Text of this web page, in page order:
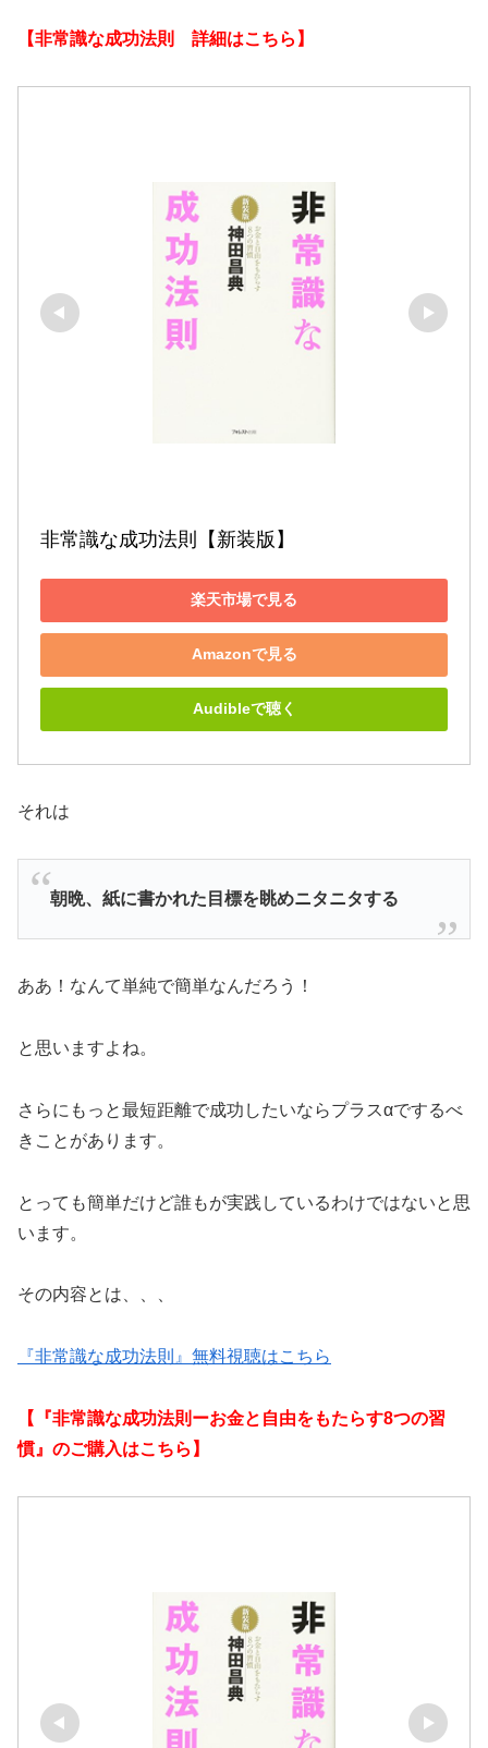
【非常識な成功法則 詳細はこちら】
非常識な成功法則【新装版】
楽天市場で見る
Amazonで見る
Audibleで聴く
それは
朝晩、紙に書かれた目標を眺めニタニタする
ああ！なんて単純で簡単なんだろう！
と思いますよね。
さらにもっと最短距離で成功したいならプラスαでするべ
きことがあります。
とっても簡単だけど誰もが実践しているわけではないと思
います。
その内容とは、、、
『非常識な成功法則』無料視聴はこちら
【『非常識な成功法則ーお金と自由をもたらす8つの習
慣』のご購入はこちら】